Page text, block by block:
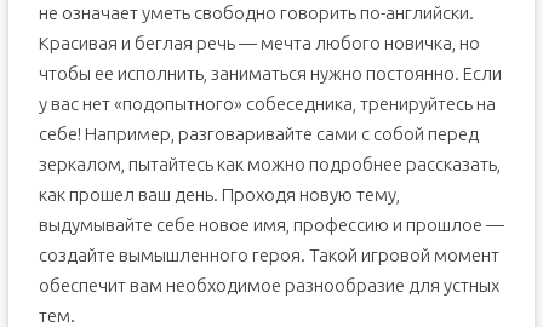
не означает уметь свободно говорить по-английски.
Красивая и беглая речь — мечта любого новичка, но
чтобы ее исполнить, заниматься нужно постоянно. Если
у вас нет «подопытного» собеседника, тренируйтесь на
себе! Например, разговаривайте сами с собой перед
зеркалом, пытайтесь как можно подробнее рассказать,
как прошел ваш день. Проходя новую тему,
выдумывайте себе новое имя, профессию и прошлое —
создайте вымышленного героя. Такой игровой момент
обеспечит вам необходимое разнообразие для устных
тем.